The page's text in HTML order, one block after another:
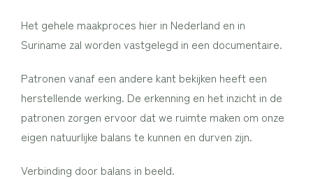
Het gehele maakproces hier in Nederland en in
Suriname zal worden vastgelegd in een documentaire.
Patronen vanaf een andere kant bekijken heeft een
herstellende werking. De erkenning en het inzicht in de
patronen zorgen ervoor dat we ruimte maken om onze
eigen natuurlijke balans te kunnen en durven zijn.
Verbinding door balans in beeld.